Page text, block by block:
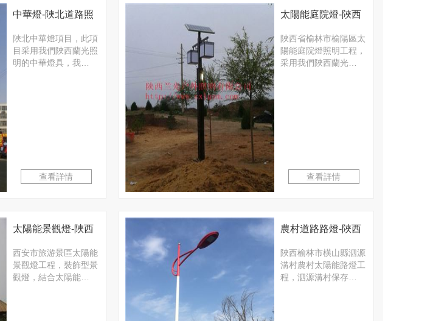
中華燈-陜北道路照
明項目
陜北中華燈項目，此項
目采用我們陜西蘭光照
明的中華燈具，我…
查看詳情
太陽能庭院燈-陜西
省榆林市榆陽區道
路照明工程
陜西省榆林市榆陽區太
陽能庭院燈照明工程，
采用我們陜西蘭光…
查看詳情
太陽能景觀燈-陜西
省西安市旅游景區
景觀燈工程
西安市旅游景區太陽能
景觀燈工程，裝飾型景
觀燈，結合太陽能…
農村道路路燈-陜西
榆林市橫山縣泗源
溝村路燈工程
陜西榆林市橫山縣泗源
溝村農村太陽能路燈工
程，泗源溝村保存…